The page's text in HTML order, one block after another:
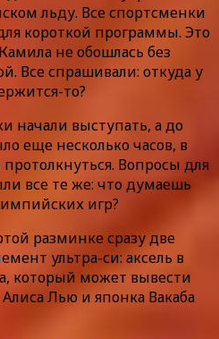
льду. Все спортсменки
короткой программы. Это
не обошлась без
Все спрашивали: откуда у
то?
начали выступать, а до
еще несколько часов, в
Вопросы для
все те же: что думаешь
игр?
разминке сразу две
ультра-си: аксель в
который может вывести
Лью и японка Вакаба